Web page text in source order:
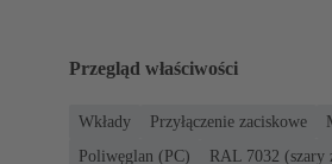
Przegląd właściwości
Wkłady Przyłączenie zaciskowe
Poliwęglan (PC)
RAL 7032